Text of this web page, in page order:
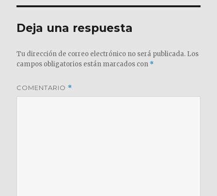
Deja una respuesta
Tu dirección de correo electrónico no será publicada. Los
campos obligatorios están marcados con *
COMENTARIO *